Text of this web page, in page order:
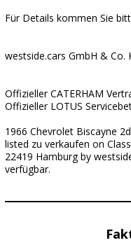
Für Details kommen Sie
westside.cars GmbH & Co.
Offizieller CATERHAM
Offizieller LOTUS
1966 Chevrolet Biscayne
listed zu verkaufen on
22419 Hamburg by
verfügbar.